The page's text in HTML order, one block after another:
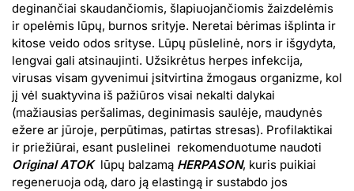
deginančiai skaudančiomis, šlapiuojančiomis žaizdelėmis
ir opelėmis lūpų, burnos srityje. Neretai bėrimas išplinta ir
kitose veido odos srityse. Lūpų pūslelinė, nors ir išgydyta,
lengvai gali atsinaujinti. Užsikrėtus herpes infekcija,
virusas visam gyvenimui įsitvirtina žmogaus organizme, kol
jį vėl suaktyvina iš pažiūros visai nekalti dalykai
(mažiausias peršalimas, deginimasis saulėje, maudynės
ežere ar jūroje, perpūtimas, patirtas stresas). Profilaktikai
ir priežiūrai, esant puslelinei rekomenduotume naudoti
Original ATOKlūpų balzamą HERPASON, kuris puikiai
regeneruoja odą, daro ją elastingą ir sustabdo jos